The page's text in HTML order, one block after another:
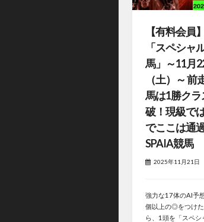
【有料会員
「スペシャ
馬」～11月
（土）～ 前
馬は1勝クラ
破！現級で
でここは通
SPAIA競馬
2025年11月21日
強力な17体のAI予
個以上の◎をつけ
ら、1頭を「スペシ